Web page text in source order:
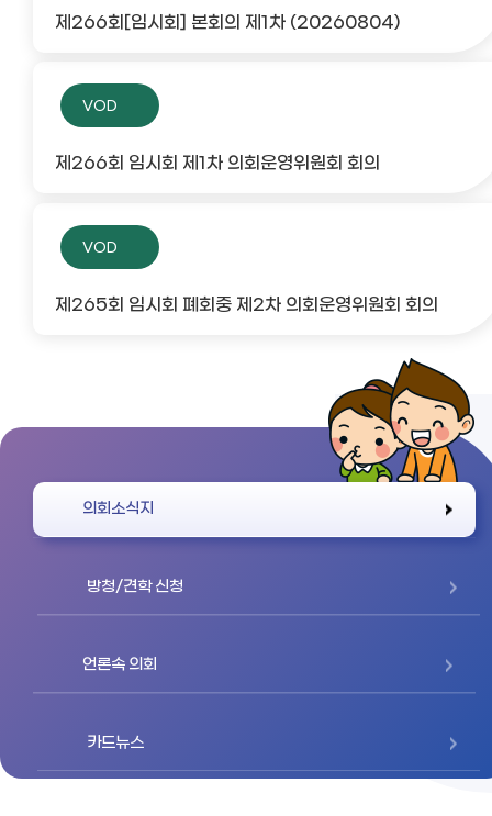
제266회[임시회] 본회의 제1차 (20260804)
VOD
제266회 임시회 제1차 의회운영위원회 회의
VOD
제265회 임시회 폐회중 제2차 의회운영위원회 회의
의회소식지
방청/견학 신청
언론속 의회
카드뉴스